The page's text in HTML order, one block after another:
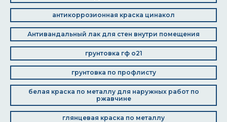
антикоррозионная краска цинакол
Антивандальный лак для стен внутри помещения
грунтовка гф о21
грунтовка по профлисту
белая краска по металлу для наружных работ по
ржавчине
глянцевая краска по металлу